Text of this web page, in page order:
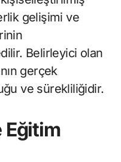
gelişimi ve
Belirleyici olan
gerçek
ve sürekliliğidir.
Eğitim